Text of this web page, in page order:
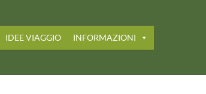
IDEE VIAGGIO INFORMAZIONI